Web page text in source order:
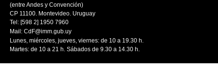
(entre Andes y Convención)
CP 11100. Montevideo. Uruguay
Tel: [598 2] 1950 7960
Mail: CdF@imm.gub.uy
Lunes, miércoles, jueves, viernes: de 10 a 19.30 h.
Martes: de 10 a 21 h. Sábados de 9.30 a 14.30 h.